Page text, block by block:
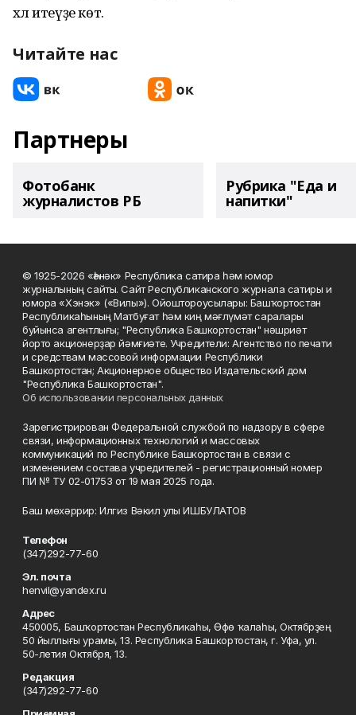
хәл итеүҙе көтә.
Читайте нас
Партнеры
Фотобанк
журналистов РБ
Рубрика "Еда и
напитки"
© 1925-2026 «Һәнәк» Республика сатира һәм юмор
журналының сайты. Сайт Республиканского журнала сатиры и
юмора «Хэнэк» («Вилы»). Ойоштороусылары: Башҡортостан
Республикаһының Матбуғат һәм киң мәғлүмәт саралары
буйынса агентлығы; "Республика Башкортостан" нәшриәт
йорто акционерҙар йәмғиәте. Учредители: Агентство по печати
и средствам массовой информации Республики
Башкортостан; Акционерное общество Издательский дом
"Республика Башкортостан".
Об использовании персональных данных
Зарегистрирован Федеральной службой по надзору в сфере
связи, информационных технологий и массовых
коммуникаций по Республике Башкортостан в связи с
изменением состава учредителей - регистрационный номер
ПИ № ТУ 02-01753 от 19 мая 2025 года.
Баш мөхәррир: Илгиз Вәкил улы ИШБУЛАТОВ
Телефон
(347)292-77-60
Эл. почта
henvil@yandex.ru
Адрес
450005, Башҡортостан Республикаһы, Өфө ҡалаһы, Октябрҙең
50 йыллығы урамы, 13. Республика Башкортостан, г. Уфа, ул.
50-летия Октября, 13.
Редакция
(347)292-77-60